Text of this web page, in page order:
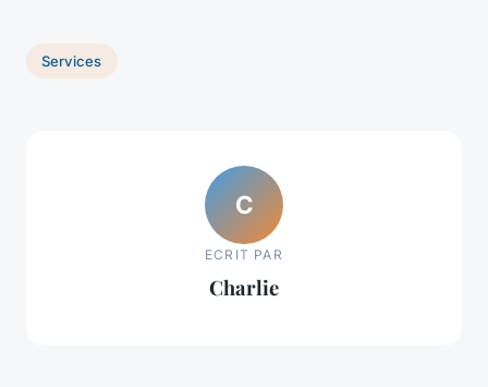
Services
C
ECRIT PAR
Charlie